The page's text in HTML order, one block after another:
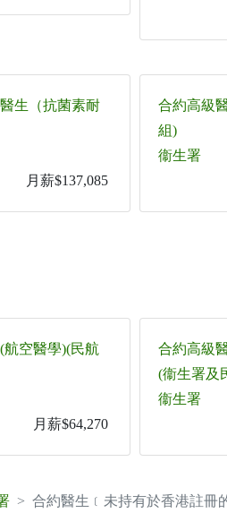
生（抗菌素耐
月薪$137,085
合約高級
組)
衞生署
航空醫學)(民航
月薪$64,270
合約高級
(衞生署及
衞生署
合約醫生﹝未持有於香港註冊